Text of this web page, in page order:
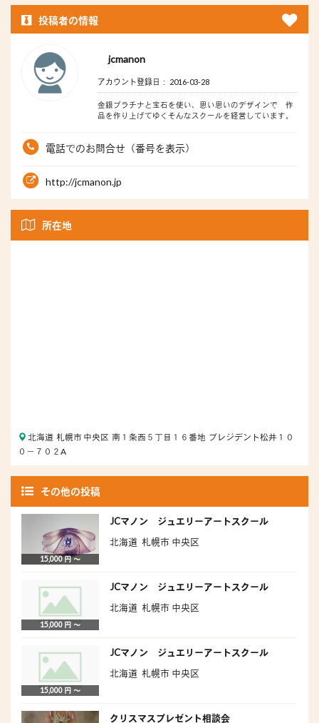
投稿者の情報
jcmanon
アカウント登録日： 2016-03-28
金銀プラチナと宝石を使い、思い思いのデザインで 作
品を作り上げてゆくそんなスクールを経営しています。
電話でのお問合せ（番号を表示）
http://jcmanon.jp
所在地
北海道 札幌市 中央区 南１条西５丁目１６番地 プレジデント松井１０
０－７０２A
その他の投稿
15,000 円 〜
JCマノン ジュエリーアートスクール
北海道 札幌市 中央区
15,000 円 〜
JCマノン ジュエリーアートスクール
北海道 札幌市 中央区
15,000 円 〜
JCマノン ジュエリーアートスクール
北海道 札幌市 中央区
クリスマスプレゼント相談会